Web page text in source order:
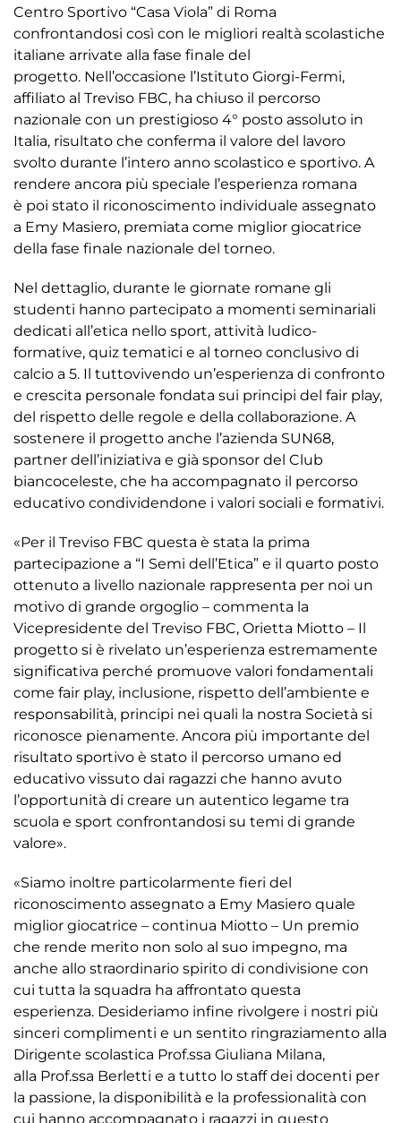
Centro Sportivo “Casa Viola” di Roma
confrontandosi così con le migliori realtà scolastiche
italiane arrivate alla fase finale del
progetto. Nell’occasione l’Istituto Giorgi-Fermi,
affiliato al Treviso FBC, ha chiuso il percorso
nazionale con un prestigioso 4° posto assoluto in
Italia, risultato che conferma il valore del lavoro
svolto durante l’intero anno scolastico e sportivo. A
rendere ancora più speciale l’esperienza romana
è poi stato il riconoscimento individuale assegnato
a Emy Masiero, premiata come miglior giocatrice
della fase finale nazionale del torneo.
Nel dettaglio, durante le giornate romane gli
studenti hanno partecipato a momenti seminariali
dedicati all’etica nello sport, attività ludico-
formative, quiz tematici e al torneo conclusivo di
calcio a 5. Il tuttovivendo un’esperienza di confronto
e crescita personale fondata sui principi del fair play,
del rispetto delle regole e della collaborazione. A
sostenere il progetto anche l’azienda SUN68,
partner dell’iniziativa e già sponsor del Club
biancoceleste, che ha accompagnato il percorso
educativo condividendone i valori sociali e formativi.
«Per il Treviso FBC questa è stata la prima
partecipazione a “I Semi dell’Etica” e il quarto posto
ottenuto a livello nazionale rappresenta per noi un
motivo di grande orgoglio – commenta la
Vicepresidente del Treviso FBC, Orietta Miotto – Il
progetto si è rivelato un’esperienza estremamente
significativa perché promuove valori fondamentali
come fair play, inclusione, rispetto dell’ambiente e
responsabilità, principi nei quali la nostra Società si
riconosce pienamente. Ancora più importante del
risultato sportivo è stato il percorso umano ed
educativo vissuto dai ragazzi che hanno avuto
l’opportunità di creare un autentico legame tra
scuola e sport confrontandosi su temi di grande
valore».
«Siamo inoltre particolarmente fieri del
riconoscimento assegnato a Emy Masiero quale
miglior giocatrice – continua Miotto – Un premio
che rende merito non solo al suo impegno, ma
anche allo straordinario spirito di condivisione con
cui tutta la squadra ha affrontato questa
esperienza. Desideriamo infine rivolgere i nostri più
sinceri complimenti e un sentito ringraziamento alla
Dirigente scolastica Prof.ssa Giuliana Milana,
alla Prof.ssa Berletti e a tutto lo staff dei docenti per
la passione, la disponibilità e la professionalità con
cui hanno accompagnato i ragazzi in questo